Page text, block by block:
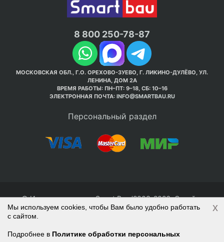
8 800 250-78-87
МОСКОВСКАЯ ОБЛ., Г.О. ОРЕХОВО-ЗУЕВО, Г. ЛИКИНО-ДУЛЁВО, УЛ.
ЛЕНИНА, ДОМ 2А
ВРЕМЯ РАБОТЫ: ПН–ПТ: 9–18, СБ: 10–16
ЭЛЕКТРОННАЯ ПОЧТА: INFO@SMARTBAU.RU
Персональный раздел
© Интернет-магазин Smart Bau ’2003-2026. Стройте
правильно с 1-го раза.
Политика обработки персональных данных
Наверх
Войти
Регистрация
Мы используем cookies, чтобы Вам было удобно работать
с сайтом.
Подробнее в Политике обработки персональных
x